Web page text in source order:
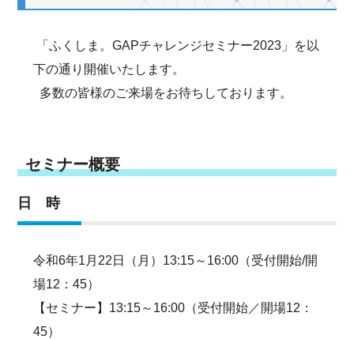
「ふくしま。GAPチャレンジセミナー2023」を以
下の通り開催いたします。
多数の皆様のご来場をお待ちしております。
セミナー概要
日 時
令和6年1月22日（月）13:15～16:00（受付開始/開
場12：45）
【セミナー】13:15～16:00（受付開始／開場12：
45）